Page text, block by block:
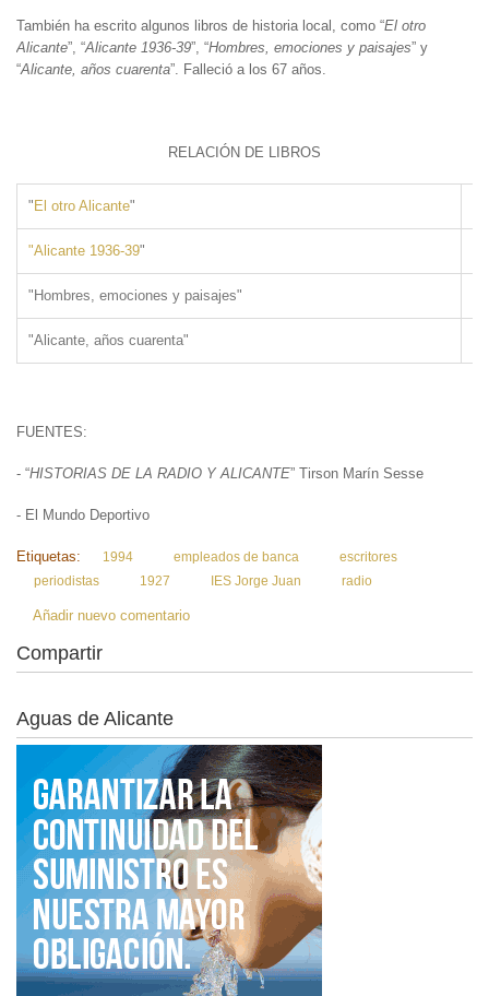
También ha escrito algunos libros de historia local, como “El otro
Alicante”, “Alicante 1936-39”, “Hombres, emociones y paisajes” y
“Alicante, años cuarenta”. Falleció a los 67 años.
RELACIÓN DE LIBROS
"El otro Alicante"
"Alicante 1936-39"
"Hombres, emociones y paisajes"
"Alicante, años cuarenta"
FUENTES:
- “HISTORIAS DE LA RADIO Y ALICANTE” Tirson Marín Sesse
- El Mundo Deportivo
Etiquetas: 1994 empleados de banca
escritores
periodistas
1927 IES Jorge Juan radio
Añadir nuevo comentario
Compartir
Aguas de Alicante